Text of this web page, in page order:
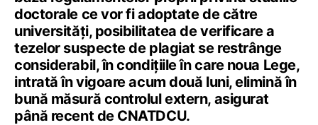
doctorale ce vor fi adoptate de către
universități, posibilitatea de verificare a
tezelor suspecte de plagiat se restrânge
considerabil, în condițiile în care noua Lege,
intrată în vigoare acum două luni, elimină în
bună măsură controlul extern, asigurat
până recent de CNATDCU.